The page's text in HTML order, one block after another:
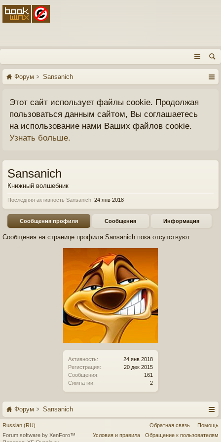
Форум Sansanich
Этот сайт использует файлы cookie. Продолжая
пользоваться данным сайтом, Вы соглашаетесь
на использование нами Ваших файлов cookie.
Узнать больше.
Активность:
24 янв 2018
Регистрация:
20 дек 2015
Сообщения:
161
Симпатии:
2
Sansanich
Книжный волшебник
Последняя активность Sansanich: 24 янв 2018
Сообщения профиля Сообщения Информация
Сообщения на странице профиля Sansanich пока отсутствуют.
Форум Sansanich
Russian (RU) Обратная связь
Помощь
Условия и правила
Обращение к пользователям
Forum software by XenForo™